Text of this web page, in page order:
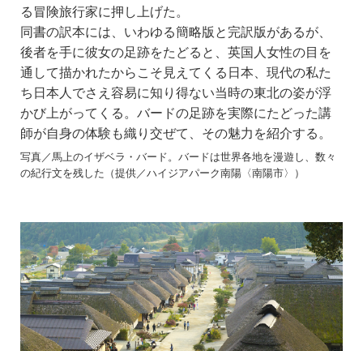
る冒険旅行家に押し上げた。
同書の訳本には、いわゆる簡略版と完訳版があるが、
後者を手に彼女の足跡をたどると、英国人女性の目を
通して描かれたからこそ見えてくる日本、現代の私た
ち日本人でさえ容易に知り得ない当時の東北の姿が浮
かび上がってくる。バードの足跡を実際にたどった講
師が自身の体験も織り交ぜて、その魅力を紹介する。
写真／馬上のイザベラ・バード。バードは世界各地を漫遊し、数々
の紀行文を残した（提供／ハイジアパーク南陽〈南陽市〉）